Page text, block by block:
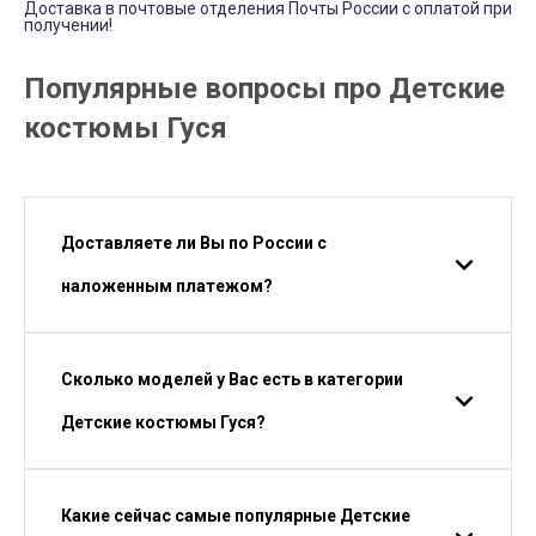
Доставка в почтовые отделения Почты России с оплатой при
получении!
Популярные вопросы про Детские
костюмы Гуся
Доставляете ли Вы по России с
наложенным платежом?
Сколько моделей у Вас есть в категории
Детские костюмы Гуся?
Какие сейчас самые популярные Детские